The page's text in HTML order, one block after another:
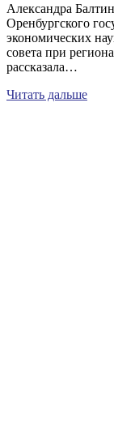
Александра
Оренбургского
экономических
совета при
рассказала…
Читать дальше